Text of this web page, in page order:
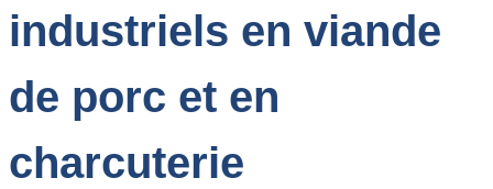
industriels en viande
de porc et en
charcuterie